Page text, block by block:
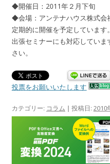
◆開催日：2011年２月下旬
◆会場：アンテナハウス株式
定期的に開催を予定しています。
出張セミナーにも対応してい
さい。
投票をお願いいたします
カテゴリー: コラム | 投稿日: 2010